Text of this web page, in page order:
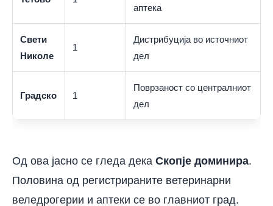
аптека
Свети
Николе
1
Дистрибуција во источниот
дел
Градско 1
Поврзаност со централниот
дел
Од ова јасно се гледа дека Скопје доминира.
Половина од регистрираните ветеринарни
веледрогерии и аптеки се во главниот град.